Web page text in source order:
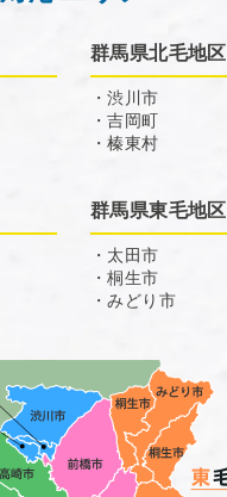
群馬県北毛地区
・渋川市
・吉岡町
・榛東村
群馬県東毛地区
・太田市
・桐生市
・みどり市